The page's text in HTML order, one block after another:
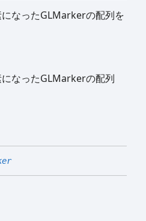
なったGLMarkerの配列を
なったGLMarkerの配列